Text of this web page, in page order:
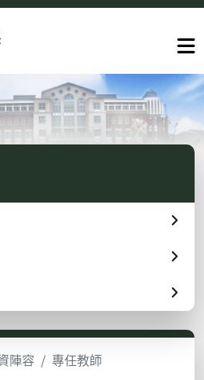
陣容
專任教師